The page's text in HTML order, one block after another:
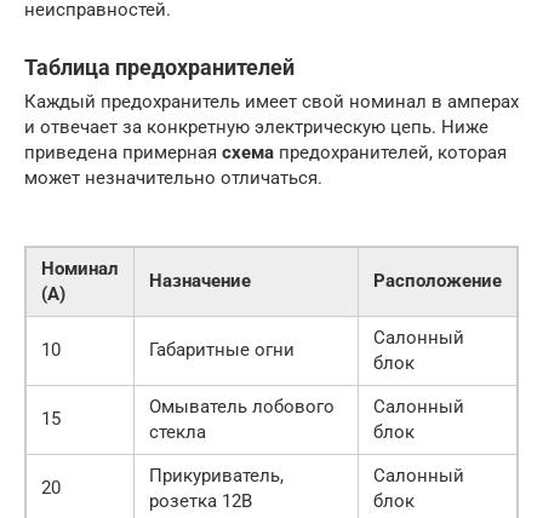
неисправностей.
Таблица предохранителей
Каждый предохранитель имеет свой номинал в амперах
и отвечает за конкретную электрическую цепь. Ниже
приведена примерная схема предохранителей, которая
может незначительно отличаться.
Номинал
(А)
Назначение Расположение
10 Габаритные огни
Салонный
блок
15
Омыватель лобового
стекла
Салонный
блок
20
Прикуриватель,
розетка 12В
Салонный
блок